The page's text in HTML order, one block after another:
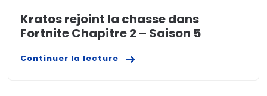
Kratos rejoint la chasse dans
Fortnite Chapitre 2 – Saison 5
Continuer la lecture